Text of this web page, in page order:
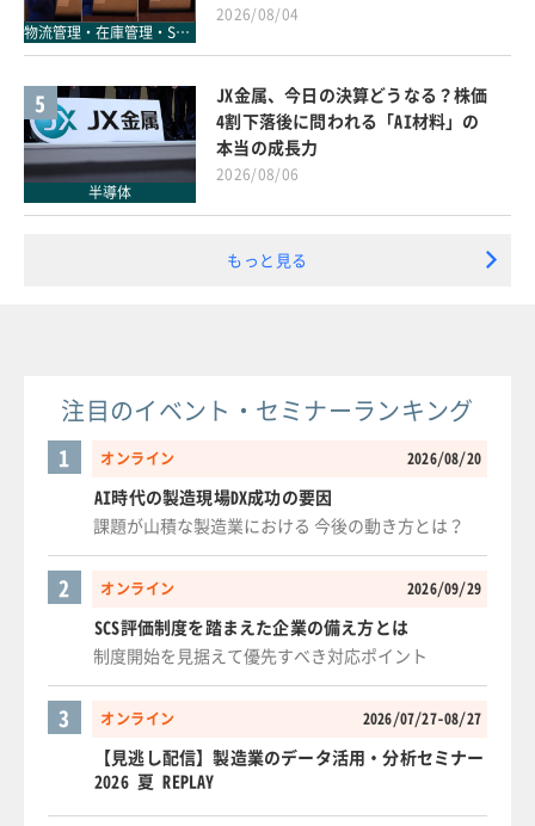
物流管理・在庫管理・SCM
2026/08/04
5
半導体
JX金属、今日の決算どうなる？株価
4割下落後に問われる「AI材料」の
本当の成長力
2026/08/06
もっと見る
注目のイベント・セミナーランキング
オンライン 2026/08/20
1
AI時代の製造現場DX成功の要因
課題が山積な製造業における 今後の動き方とは？
オンライン 2026/09/29
2
SCS評価制度を踏まえた企業の備え方とは
制度開始を見据えて優先すべき対応ポイント
オンライン 2026/07/27-08/27
3
【見逃し配信】製造業のデータ活用・分析セミナー
2026 夏 REPLAY